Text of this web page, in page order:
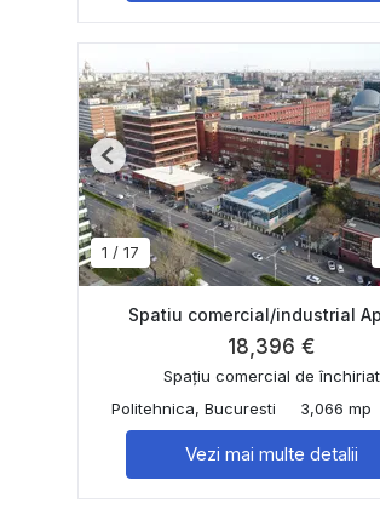
1 / 17
Previous
Spatiu comercial/industrial
18,396 €
Spațiu comercial de închiriat
Politehnica, Bucuresti
3,066 mp
Vezi mai multe detalii